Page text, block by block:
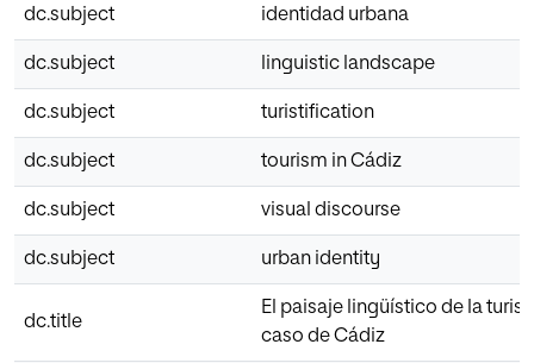
dc.subject identidad urbana
dc.subject linguistic landscape
dc.subject turistification
dc.subject tourism in Cádiz
dc.subject visual discourse
dc.subject urban identity
dc.title
El paisaje lingüístico de la
caso de Cádiz